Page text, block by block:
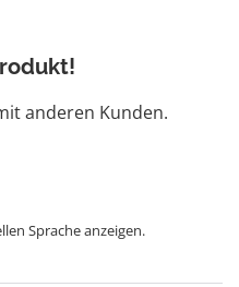
anderen Kunden.
Sprache anzeigen.